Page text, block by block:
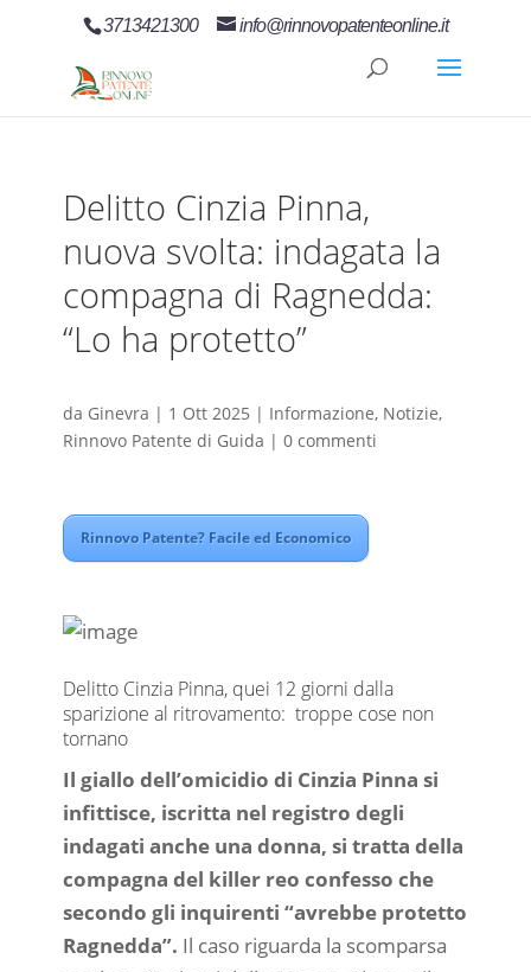
3713421300 info@rinnovopatenteonline.it
Delitto Cinzia Pinna,
nuova svolta: indagata la
compagna di Ragnedda:
“Lo ha protetto”
da Ginevra | 1 Ott 2025 | Informazione, Notizie,
Rinnovo Patente di Guida | 0 commenti
Rinnovo Patente? Facile ed Economico
Delitto Cinzia Pinna, quei 12 giorni dalla
sparizione al ritrovamento: troppe cose non
tornano
Il giallo dell’omicidio di Cinzia Pinna si
infittisce, iscritta nel registro degli
indagati anche una donna, si tratta della
compagna del killer reo confesso che
secondo gli inquirenti “avrebbe protetto
Ragnedda”. Il caso riguarda la scomparsa